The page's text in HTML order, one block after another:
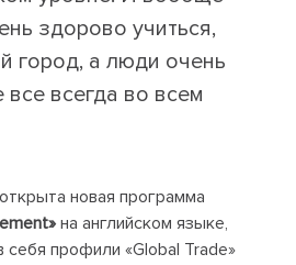
здорово учиться,
город, а люди очень
всегда во всем
новая программа
на английском языке,
себя профили «Global Trade»